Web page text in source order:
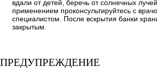
вдали от детей, беречь от солнечных
применением проконсультируйтесь с
специалистом. После вскрытия банки
закрытым.
ПРЕДУПРЕЖДЕНИЕ